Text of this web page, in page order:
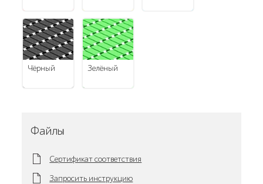
чёрный зелёный
Файлы
Сертификат соответствия
Запросить инструкцию